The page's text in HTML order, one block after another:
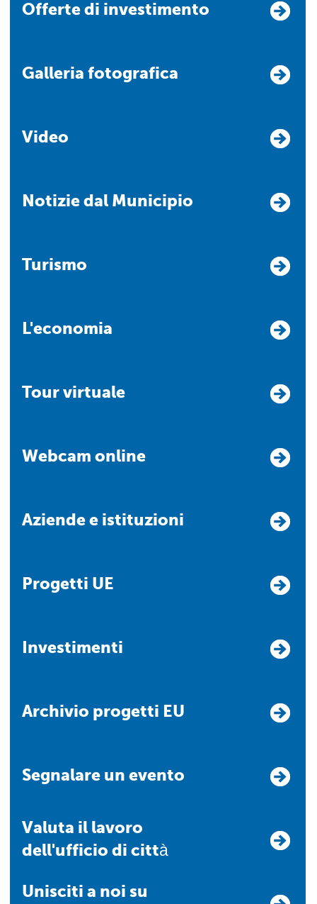
Offerte di investimento
Galleria fotografica
Video
Notizie dal Municipio
Turismo
L'economia
Tour virtuale
Webcam online
Aziende e istituzioni
Progetti UE
Investimenti
Archivio progetti EU
Segnalare un evento
Valuta il lavoro
dell'ufficio di città
Unisciti a noi su